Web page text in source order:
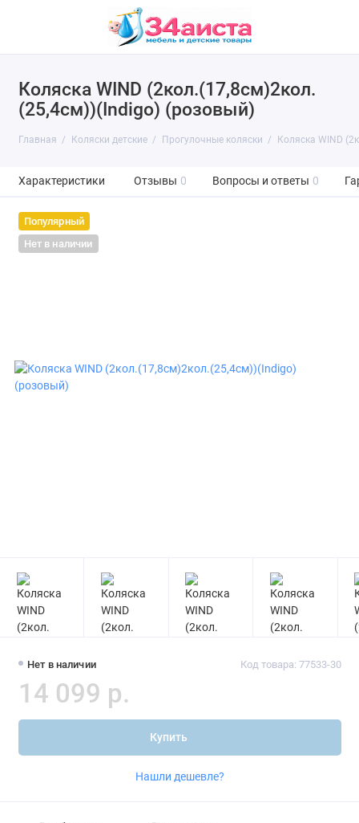
Коляска WIND (2кол.(17,8см)2кол.
(25,4см))(Indigo) (розовый)
Главная Коляски детские Прогулочные коляски Коляска WIND
Характеристики Отзывы 0 Вопросы и ответы 0
Популярный
Нет в наличии
Нет в наличии Код товара: 77533-30
14 099 р.
Купить
Нашли дешевле?